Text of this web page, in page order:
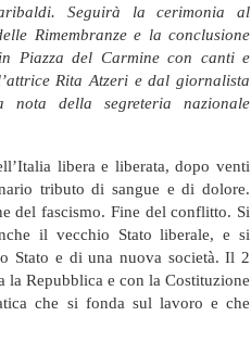
Seguirà la cerimonia al
Rimembranze e la conclusione
Piazza del Carmine con canti e
Rita Atzeri e dal giornalista
nota della segreteria nazionale
libera e liberata, dopo venti
tributo di sangue e di dolore.
del fascismo. Fine del conflitto. Si
il vecchio Stato liberale, e si
Stato e di una nuova società. Il 2
Repubblica e con la Costituzione
che si fonda sul lavoro e che